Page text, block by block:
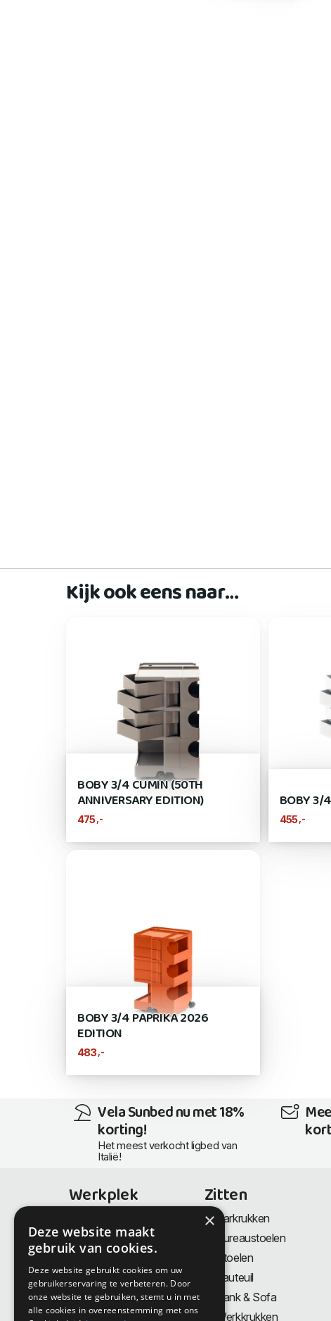
Kijk ook eens naar…
BOBY 3/4 CUMIN (50TH
ANNIVERSARY EDITION)
475 ,-
BOBY 3/
455 ,-
BOBY 3/4 PAPRIKA 2026
EDITION
483,-
Vela Sunbed nu met 18%
korting!
Het meest verkocht ligbed van
Italië!
Werkplek
Thuiswerkplek
Directiemeubilair
Akoestiek & Privacy
Tafels
Zitten
Barkrukken
Bureaustoelen
Stoelen
Fauteuil
Bank & Sofa
Werkkrukken
×
Deze website maakt
gebruik van cookies.
Deze website gebruikt cookies om uw
gebruikerservaring te verbeteren. Door
onze website te gebruiken, stemt u in met
alle cookies in overeenstemming met ons